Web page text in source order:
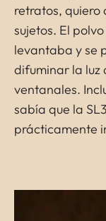
retratos, quiero
sujetos. El
levantaba y se
difuminar la luz
ventanales.
sabía que la
prácticamente